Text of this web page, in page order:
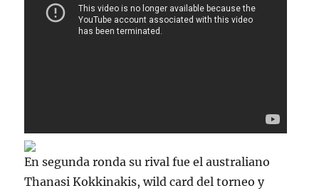
En segunda ronda su rival fue el australiano
Thanasi Kokkinakis, wild card del torneo y